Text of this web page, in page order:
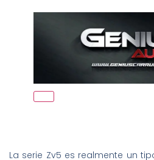
La serie Zv5 es realmente un